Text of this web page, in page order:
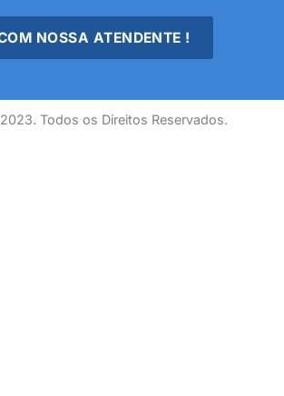
NOSSA ATENDENTE !
Todos os Direitos Reservados.